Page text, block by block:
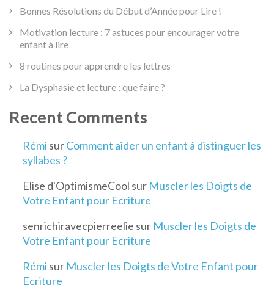
Bonnes Résolutions du Début d’Année pour Lire !
Motivation lecture : 7 astuces pour encourager votre
enfant à lire
8 routines pour apprendre les lettres
La Dysphasie et lecture : que faire ?
Recent Comments
Rémi surComment aider un enfant à distinguer les
syllabes ?
Elise d'OptimismeCool sur Muscler les Doigts de
Votre Enfant pour Ecriture
senrichiravecpierreelie sur Muscler les Doigts de
Votre Enfant pour Ecriture
Rémi sur Muscler les Doigts de Votre Enfant pour
Ecriture